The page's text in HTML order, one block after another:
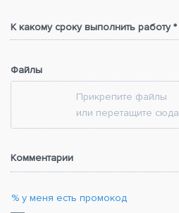
К какому сроку выполнить работу *
Файлы
Прикрепите файлы
или перетащите сюда
Комментарии
% у меня есть промокод